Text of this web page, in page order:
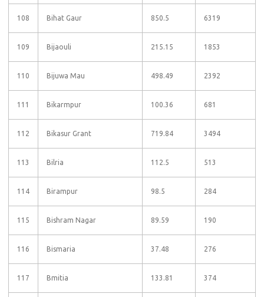
108 Bihat Gaur 850.5 6319
109 Bijaouli 215.15 1853
110 Bijuwa Mau 498.49 2392
111 Bikarmpur 100.36 681
112 Bikasur Grant 719.84 3494
113 Bilria 112.5 513
114 Birampur 98.5 284
115 Bishram Nagar 89.59 190
116 Bismaria 37.48 276
117 Bmitia 133.81 374